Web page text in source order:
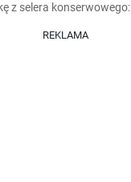
z selera konserwowego:
REKLAMA